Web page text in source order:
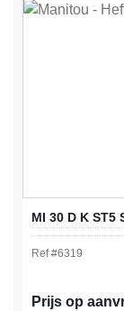
MI 30 D K ST5
Ref #6319
Prijs op